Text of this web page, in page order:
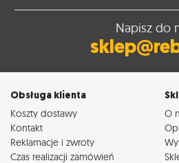
Napisz do
Obsługa klienta
Koszty dostawy
Kontakt
Reklamacje i zwroty
Czas realizacji zamówień
O